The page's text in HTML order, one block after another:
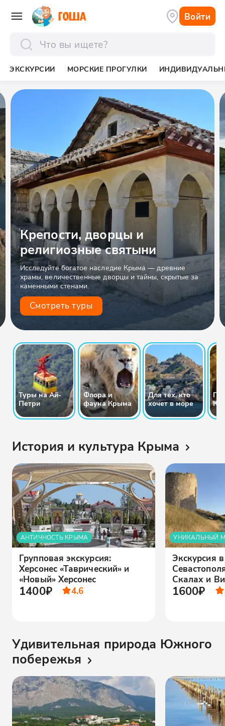
Войти
ЭКСКУРСИИ МОРСКИЕ ПРОГУЛКИ
Крепости, дворцы и
религиозные святыни
Исследуйте богатое наследие Крыма — древние
храмы, величественные дворцы и тайны, скрытые за
каменными стенами.
Смотреть туры
Туры на Ай-
Петри
Флора и
фауна Крыма
Для тех, кто
хочет в море
История и культура Крыма
АНТИЧНОСТЬ КРЫМА
Групповая экскурсия:
Херсонес «Таврический» и
«Новый» Херсонес
1400₽ 4.6
УНИКАЛЬНЫЙ
Экскурсия
Скалах и
1600₽
Удивительная природа Южного
побережья